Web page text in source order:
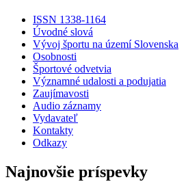
ISSN 1338-1164
Úvodné slová
Vývoj športu na území Slovenska
Osobnosti
Športové odvetvia
Významné udalosti a podujatia
Zaujímavosti
Audio záznamy
Vydavateľ
Kontakty
Odkazy
Najnovšie príspevky